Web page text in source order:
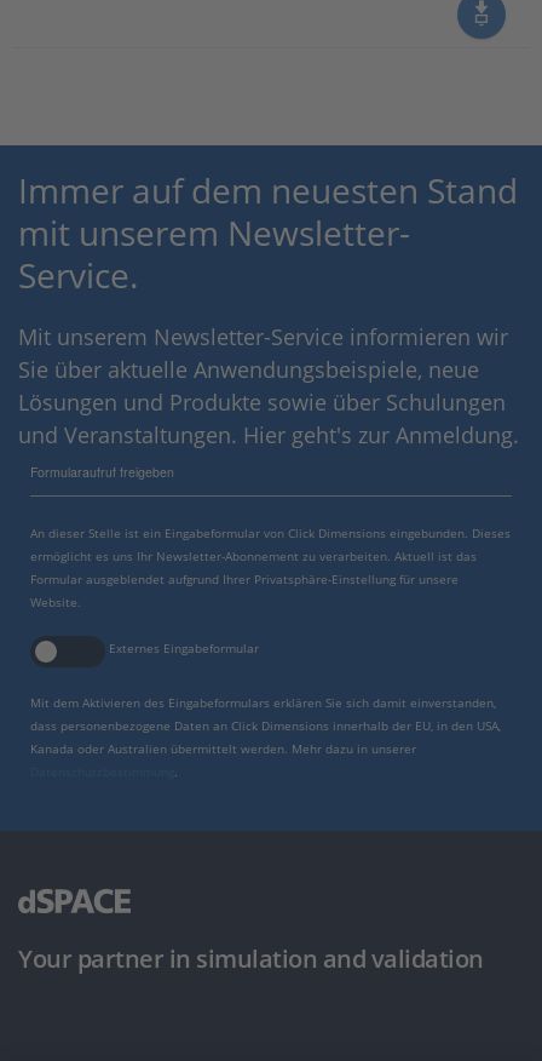
Immer auf dem neuesten Stand
mit unserem Newsletter-
Service.
Mit unserem Newsletter-Service informieren wir
Sie über aktuelle Anwendungsbeispiele, neue
Lösungen und Produkte sowie über Schulungen
und Veranstaltungen. Hier geht's zur Anmeldung.
Formularaufruf freigeben
An dieser Stelle ist ein Eingabeformular von Click Dimensions eingebunden. Dieses
ermöglicht es uns Ihr Newsletter-Abonnement zu verarbeiten. Aktuell ist das
Formular ausgeblendet aufgrund Ihrer Privatsphäre-Einstellung für unsere
Website.
Externes Eingabeformular
Mit dem Aktivieren des Eingabeformulars erklären Sie sich damit einverstanden,
dass personenbezogene Daten an Click Dimensions innerhalb der EU, in den USA,
Kanada oder Australien übermittelt werden. Mehr dazu in unserer
.
Your partner in simulation and validation